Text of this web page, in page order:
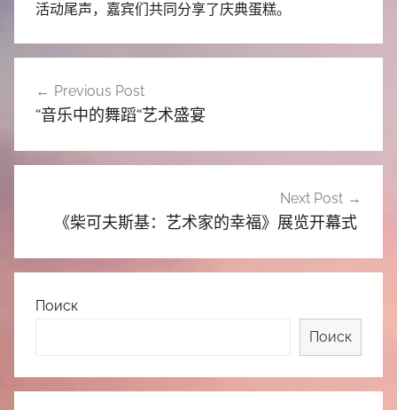
活动尾声，嘉宾们共同分享了庆典蛋糕。
章
航
Previous Post
“音乐中的舞蹈“艺术盛宴
Next Post
《柴可夫斯基：艺术家的幸福》展览开幕式
Поиск
Поиск